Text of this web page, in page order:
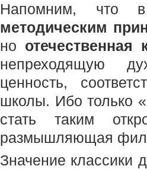
Напомним, что
методическим
но отечественная
непреходящую
ценность,
школы. Ибо только
стать таким
размышляющая
Значение классики